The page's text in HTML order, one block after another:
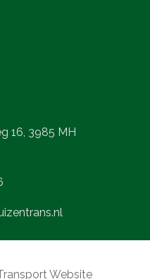
16, 3985 MH
Website